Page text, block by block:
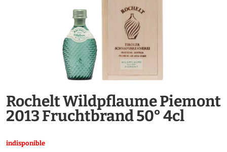
Rochelt Wildpflaume Piemont
2013 Fruchtbrand 50° 4cl
indisponible